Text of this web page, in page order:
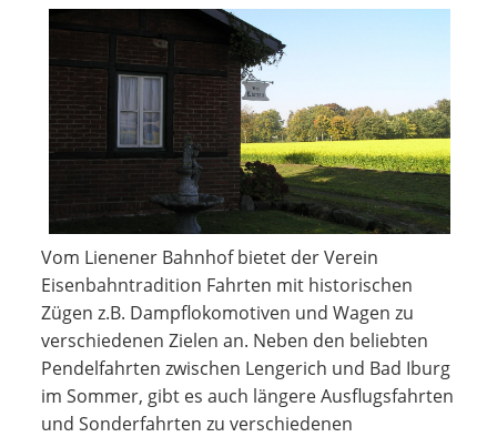
Vom Lienener Bahnhof bietet der Verein
Eisenbahntradition Fahrten mit historischen
Zügen z.B. Dampflokomotiven und Wagen zu
verschiedenen Zielen an. Neben den beliebten
Pendelfahrten zwischen Lengerich und Bad Iburg
im Sommer, gibt es auch längere Ausflugsfahrten
und Sonderfahrten zu verschiedenen